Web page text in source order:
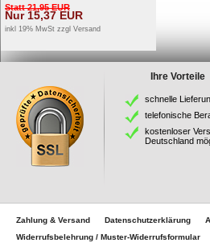
Statt21,95EUR
Nur15,37EUR
inkl 19% MwSt zzgl Versand
Ihre Vorteile
schnelle
telefonische
kostenloser
Deutschland
Zahlung & Versand Datenschutzerklärung
Widerrufsbelehrung / Muster-Widerrufsformular